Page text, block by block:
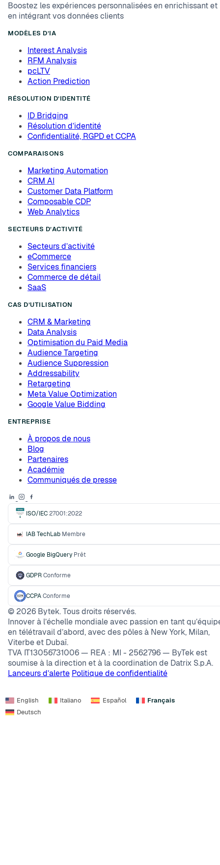
Boostez les expériences personnalisées en enrichissant et
en intégrant vos données clients
MODÈLES D’IA
Interest Analysis
RFM Analysis
pcLTV
Action Prediction
RÉSOLUTION D’IDENTITÉ
ID Bridging
Résolution d’identité
Confidentialité, RGPD et CCPA
COMPARAISONS
Marketing Automation
CRM AI
Customer Data Platform
Composable CDP
Web Analytics
SECTEURS D’ACTIVITÉ
Secteurs d’activité
eCommerce
Services financiers
Commerce de détail
SaaS
CAS D’UTILISATION
CRM & Marketing
Data Analysis
Optimisation du Paid Media
Audience Targeting
Audience Suppression
Addressability
Retargeting
Meta Value Optimization
Google Value Bidding
ENTREPRISE
À propos de nous
Blog
Partenaires
Académie
Communiqués de presse
ISO/IEC27001:2022
IAB TechLab Membre
Google BigQuery Prêt
GDPRConforme
CCPAConforme
© 2026 Bytek. Tous droits réservés.
Innover à l’échelle mondiale avec passion en tant
en télétravail d’abord, avec des pôles à New York, Milan,
Viterbe et Dubaï.
TVA IT13056731006 — REA : MI - 2562796 — ByTek est
soumise à la direction et à la coordination de Datrix S.p.A.
Lanceurs d’alerte Politique de confidentialité
English Italiano Español
Français
Deutsch